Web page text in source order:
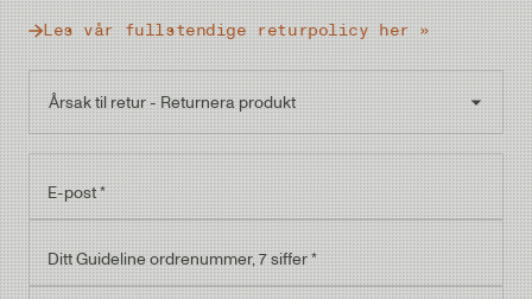
Les vår fullstendige returpolicy her »
Årsak til retur - Returnera produkt
Årsak til retur – Garanti
Årsak til retur – Service
E-post*
Ditt Guideline ordrenummer, 7 siffer*